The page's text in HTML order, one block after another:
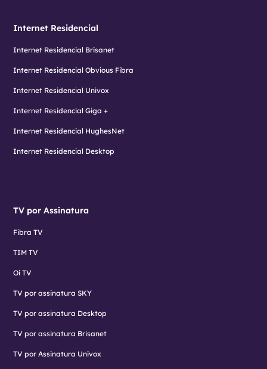
Internet Residencial
Internet Residencial Brisanet
Internet Residencial Obvious Fibra
Internet Residencial Univox
Internet Residencial Giga +
Internet Residencial HughesNet
Internet Residencial Desktop
TV por Assinatura
Fibra TV
TIM TV
Oi TV
TV por assinatura SKY
TV por assinatura Desktop
TV por assinatura Brisanet
TV por Assinatura Univox